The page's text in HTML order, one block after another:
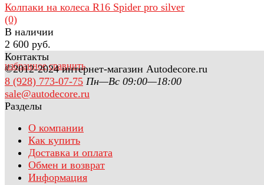
избранное сравнить
Колпаки на колеса R16 Spider pro silver
(0)
В наличии
2 600 руб.
Контакты
©2012-2024 интернет-магазин Autodecore.ru
8 (928) 773-07-75 Пн—Вс 09:00—18:00
sale@autodecore.ru
Разделы
О компании
Как купить
Доставка и оплата
Обмен и возврат
Информация